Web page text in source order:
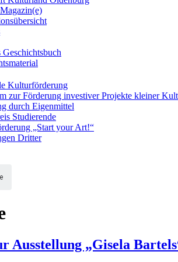
Kulturförderung
zur Förderung investiver Projekte kleiner
durch Eigenmittel
Studierende
„Start your Art!“
Dritter
Ausstellung „Gisela